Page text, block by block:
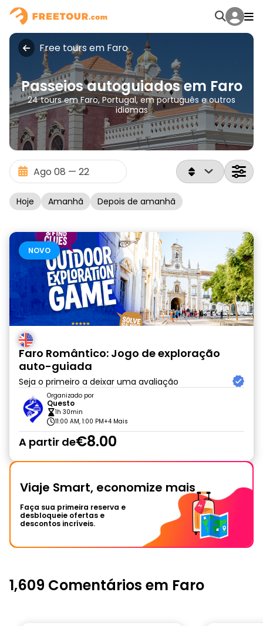
Free tours em Faro
Passeios autoguiados em Faro
24 tours em Faro, Portugal, em português e outros
idiomas
Hoje Amanhã Depois de amanhã
NOVO
Faro Romântico: Jogo de exploração
auto-guiada
Seja o primeiro a deixar uma avaliação
Organizado por
Questo
1h 30min
11:00 AM, 1:00 PM+4 Mais
A partir de€8.00
Viaje Smart, economize mais
Faça sua primeira reserva e
desbloqueie ofertas e
descontos incríveis.
1,609 Comentários em Faro